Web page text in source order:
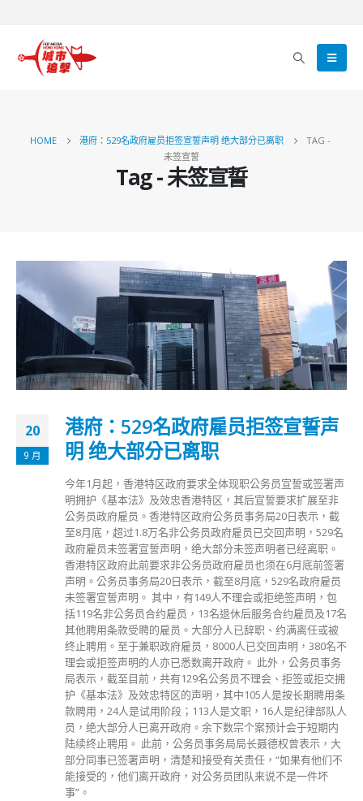
HOME 港府：529名政府雇员拒签宣誓声明 绝大部分已离职
TAG -
未签宣誓
Tag - 未签宣誓
20
9 月
港府：529名政府雇员拒签宣誓声
明 绝大部分已离职
今年1月起，香港特区政府要求全体现职公务员宣誓或签署声
明拥护《基本法》及效忠香港特区，其后宣誓要求扩展至非
公务员政府雇员。香港特区政府公务员事务局20日表示，截
至8月底，超过1.8万名非公务员政府雇员已交回声明，529名
政府雇员未签署宣誓声明，绝大部分未签声明者已经离职。
香港特区政府此前要求非公务员政府雇员也须在6月底前签署
声明。公务员事务局20日表示，截至8月底，529名政府雇员
未签署宣誓声明。 其中，有149人不理会或拒绝签声明，包
括119名非公务员合约雇员，13名退休后服务合约雇员及17名
其他聘用条款受聘的雇员。大部分人已辞职、约满离任或被
终止聘用。至于兼职政府雇员，8000人已交回声明，380名不
理会或拒签声明的人亦已悉数离开政府。 此外，公务员事务
局表示，截至目前，共有129名公务员不理会、拒签或拒交拥
护《基本法》及效忠特区的声明，其中105人是按长期聘用条
款聘用，24人是试用阶段；113人是文职，16人是纪律部队人
员，绝大部分人已离开政府。余下数宗个案预计会于短期内
陆续终止聘用。 此前，公务员事务局局长聂德权曾表示，大
部分同事已签署声明，清楚和接受有关责任，“如果有他们不
能接受的，他们离开政府，对公务员团队来说不是一件坏
事”。